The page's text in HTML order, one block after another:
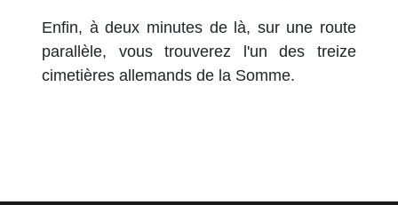
Enfin, à deux minutes de là, sur une route
parallèle, vous trouverez l'un des treize
cimetières allemands de la Somme.